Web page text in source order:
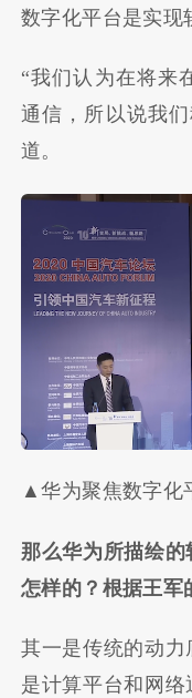
数字化平台是实现
“我们认为在将来
通信，所以说我
道。
▲华为聚焦数字化
那么华为所描绘
怎样的？根据王军
其一是传统的动
是计算平台和网